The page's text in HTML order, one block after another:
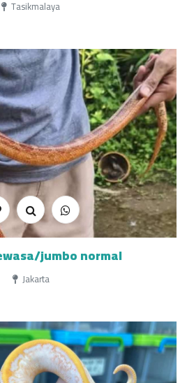
Tasikmalaya
jumbo normal
Jakarta